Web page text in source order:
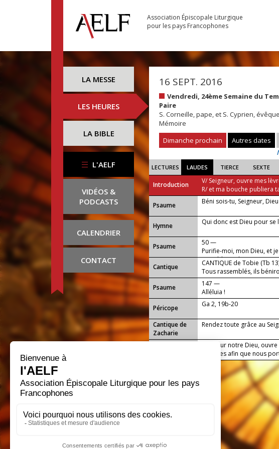
Association Épiscopale Liturgique
pour les pays Francophones
LA MESSE
LES HEURES
LA BIBLE
L'AELF
VIDÉOS &
PODCASTS
CALENDRIER
CONTACT
16 SEPT. 2016
Vendredi, 24ème Semaine du
Paire
S. Corneille, pape, et S. Cyprien,
Mémoire
Dimanche prochain
Autres dates
LECTURES LAUDES TIERCE SEXTE
Introduction
V/ Seigneur, ouvre mes
R/ et ma bouche publiera
Psaume
Béni sois-tu, Seigneur,
Hymne Qui donc est Dieu pour
Psaume
50 —
Purifie-moi, mon Dieu, et
serai blanc plus que neige.
Cantique
CANTIQUE de Tobie (Tb
Tous rassemblés, ils
Psaume
147 —
Alléluia !
Péricope
Ga 2, 19b-20
Cantique de
Zacharie
Rendez toute grâce au
Seigneur notre Dieu,
Écritures afin que nous